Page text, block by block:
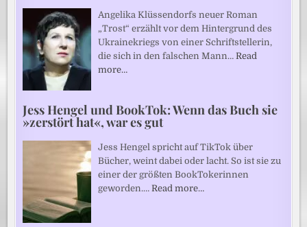
Angelika Klüssendorfs neuer Roman
„Trost“ erzählt vor dem Hintergrund des
Ukrainekriegs von einer Schriftstellerin,
die sich in den falschen Mann…Read
more…
Jess Hengel und BookTok: Wenn das Buch sie
»zerstört hat«, war es gut
Jess Hengel spricht auf TikTok über
Bücher, weint dabei oder lacht. So ist sie zu
einer der größten BookTokerinnen
geworden.…Read more…